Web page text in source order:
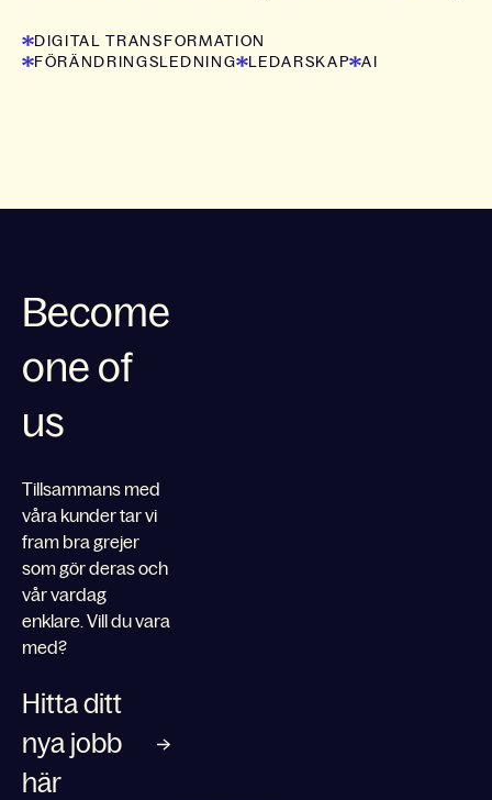
DIGITAL TRANSFORMATION
FÖRÄNDRINGSLEDNING
LEDARSKAP AI
Become
one of
us
Tillsammans med
våra kunder tar vi
fram bra grejer
som gör deras och
vår vardag
enklare. Vill du vara
med?
Hitta ditt
nya jobb
här